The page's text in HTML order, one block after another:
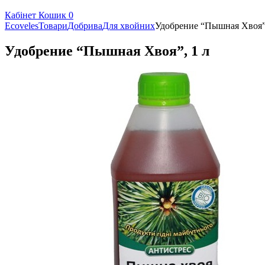
Кабінет Кошик 0
EcovelesТовариДобриваДля хвойнихУдобрение “Пышная
Удобрение “Пышная Хвоя”, 1 л